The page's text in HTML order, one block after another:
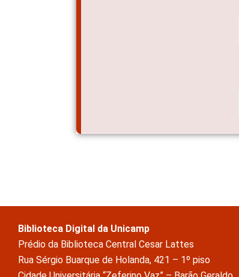
Biblioteca Digital da Unicamp
Prédio da Biblioteca Central Cesar Lattes
Rua Sérgio Buarque de Holanda, 421 – 1º piso